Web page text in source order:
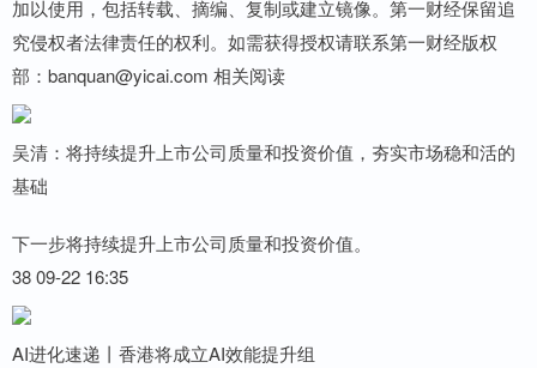
加以使用，包括转载、摘编、复制或建立镜像。第一财经保留追
究侵权者法律责任的权利。如需获得授权请联系第一财经版权
部：banquan@yicai.com 相关阅读
吴清：将持续提升上市公司质量和投资价值，夯实市场稳和活的
基础
下一步将持续提升上市公司质量和投资价值。
38 09-22 16:35
AI进化速递丨香港将成立AI效能提升组